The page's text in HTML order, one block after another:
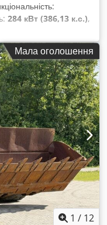
284 кВт (386,13 к.с.),
транспортного
повністю
Мала оголошення
1 / 12